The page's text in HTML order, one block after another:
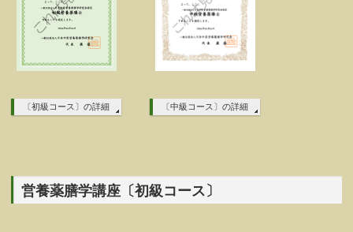
〔初級コース〕の詳細 〔中級コース〕の詳細
営養薬膳学講座〔初級コース〕